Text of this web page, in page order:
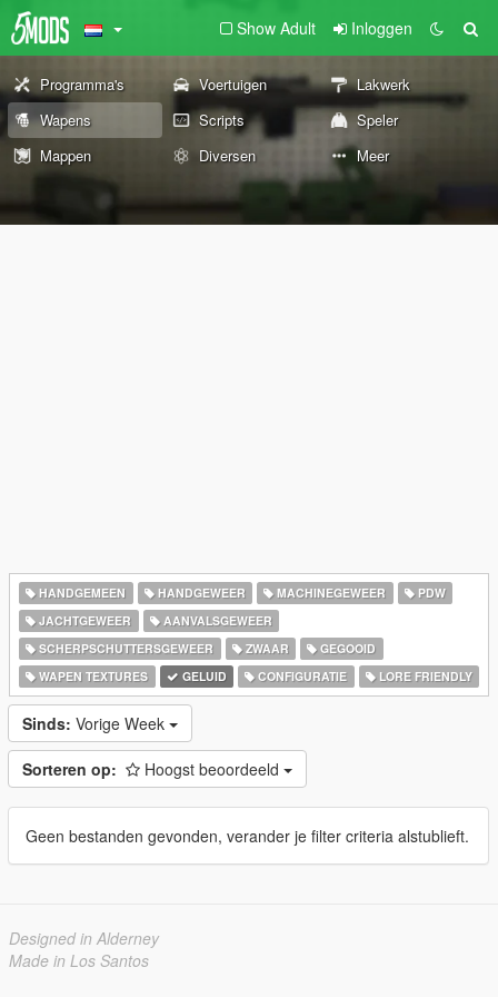
Show Adult Inloggen
Programma's Voertuigen
Lakwerk
Wapens
Scripts
Speler
Mappen
Diversen Meer
HANDGEMEEN HANDGEWEER MACHINEGEWEER
PDW
JACHTGEWEER
AANVALSGEWEER
SCHERPSCHUTTERSGEWEER
ZWAAR
GEGOOID
WAPEN TEXTURES
GELUID CONFIGURATIE LORE FRIENDLY
Sinds: Vorige Week
Sorteren op: Hoogst beoordeeld
Geen bestanden gevonden, verander je filter criteria alstublieft.
Designed in Alderney
Made in Los Santos